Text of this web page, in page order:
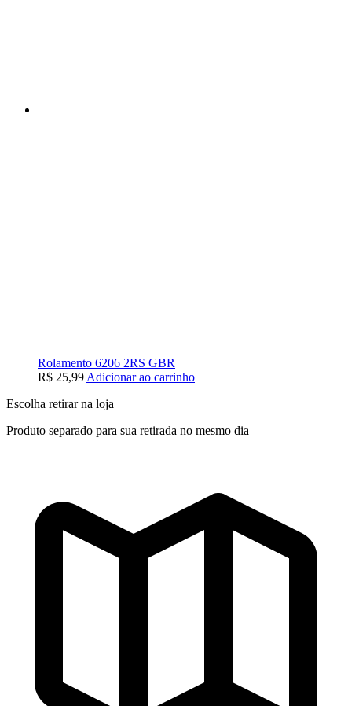
Rolamento 6206 2RS GBR
R$ 25,99 Adicionar ao carrinho
Escolha retirar na loja
Produto separado para sua retirada no mesmo dia